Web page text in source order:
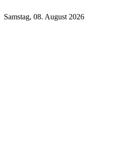
Samstag, 08. August 2026